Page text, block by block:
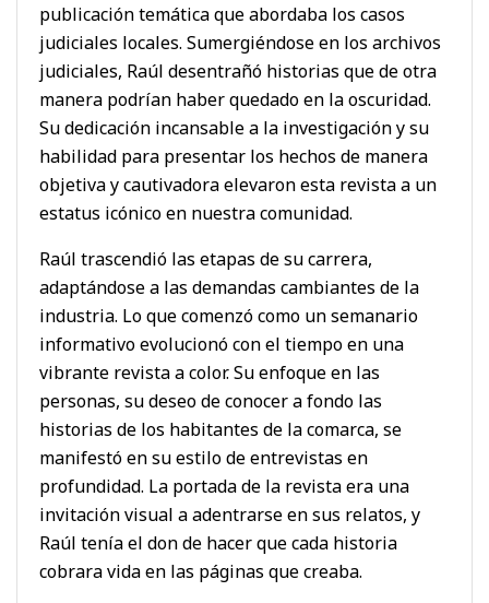
publicación temática que abordaba los casos
judiciales locales. Sumergiéndose en los archivos
judiciales, Raúl desentrañó historias que de otra
manera podrían haber quedado en la oscuridad.
Su dedicación incansable a la investigación y su
habilidad para presentar los hechos de manera
objetiva y cautivadora elevaron esta revista a un
estatus icónico en nuestra comunidad.
Raúl trascendió las etapas de su carrera,
adaptándose a las demandas cambiantes de la
industria. Lo que comenzó como un semanario
informativo evolucionó con el tiempo en una
vibrante revista a color. Su enfoque en las
personas, su deseo de conocer a fondo las
historias de los habitantes de la comarca, se
manifestó en su estilo de entrevistas en
profundidad. La portada de la revista era una
invitación visual a adentrarse en sus relatos, y
Raúl tenía el don de hacer que cada historia
cobrara vida en las páginas que creaba.